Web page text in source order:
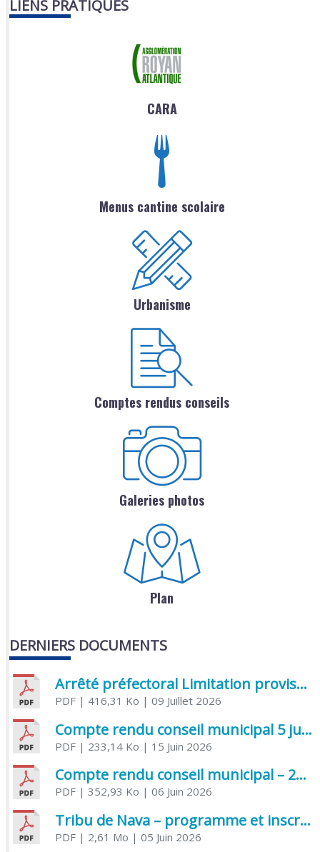
LIENS PRATIQUES
CARA
Menus cantine scolaire
Urbanisme
Comptes rendus conseils
Galeries photos
Plan
DERNIERS DOCUMENTS
Arrêté préfectoral Limitation provisoire des usages de l’eau
PDF| 416,31 Ko | 09 Juillet 2026
Compte rendu conseil municipal 5 juin 2026 sénatoriale
PDF| 233,14 Ko | 15 Juin 2026
Compte rendu conseil municipal – 21 avril 2026
PDF| 352,93 Ko | 06 Juin 2026
Tribu de Nava – programme et inscriptions été 2026
PDF| 2,61 Mo | 05 Juin 2026